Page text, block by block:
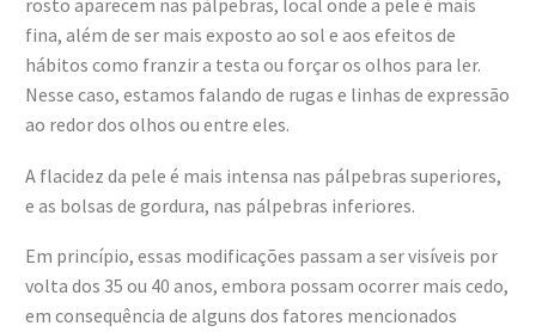
fina, além de ser mais exposto ao sol e aos efeitos de
hábitos como franzir a testa ou forçar os olhos para ler.
Nesse caso, estamos falando de rugas e linhas de expressão
ao redor dos olhos ou entre eles.
A flacidez da pele é mais intensa nas pálpebras superiores,
e as bolsas de gordura, nas pálpebras inferiores.
Em princípio, essas modificações passam a ser visíveis por
volta dos 35 ou 40 anos, embora possam ocorrer mais cedo,
em consequência de alguns dos fatores mencionados